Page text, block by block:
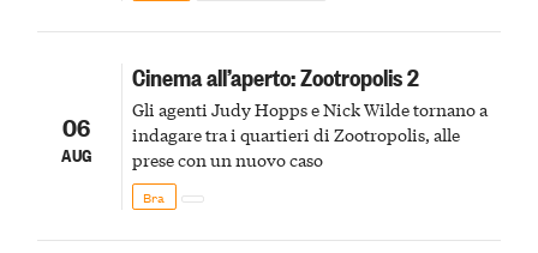
06
AUG
Cinema all’aperto: Zootropolis 2
Gli agenti Judy Hopps e Nick Wilde tornano a
indagare tra i quartieri di Zootropolis, alle
prese con un nuovo caso
Bra